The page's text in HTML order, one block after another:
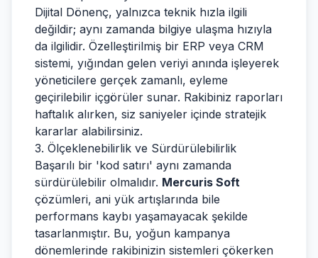
Dijital Dönenç, yalnızca teknik hızla ilgili
değildir; aynı zamanda bilgiye ulaşma hızıyla
da ilgilidir. Özelleştirilmiş bir ERP veya CRM
sistemi, yığından gelen veriyi anında işleyerek
yöneticilere gerçek zamanlı, eyleme
geçirilebilir içgörüler sunar. Rakibiniz raporları
haftalık alırken, siz saniyeler içinde stratejik
kararlar alabilirsiniz.
3. Ölçeklenebilirlik ve Sürdürülebilirlik
Başarılı bir 'kod satırı' aynı zamanda
sürdürülebilir olmalıdır. Mercuris Soft
çözümleri, ani yük artışlarında bile
performans kaybı yaşamayacak şekilde
tasarlanmıştır. Bu, yoğun kampanya
dönemlerinde rakibinizin sistemleri çökerken